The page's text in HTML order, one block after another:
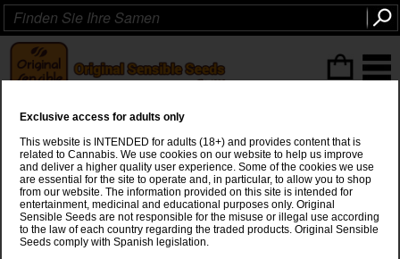
GG 4 Original Glue
Chems SisterxSour Dubb x Chocolate Diesel
Exclusive access for adults only
This website is INTENDED for adults (18+) and provides content that is
related to Cannabis. We use cookies on our website to help us improve
and deliver a higher quality user experience. Some of the cookies we use
are essential for the site to operate and, in particular, to allow you to shop
from our website. The information provided on this site is intended for
entertainment, medicinal and educational purposes only. Original
Sensible Seeds are not responsible for the misuse or illegal use according
to the law of each country regarding the traded products. Original Sensible
Seeds comply with Spanish legislation.